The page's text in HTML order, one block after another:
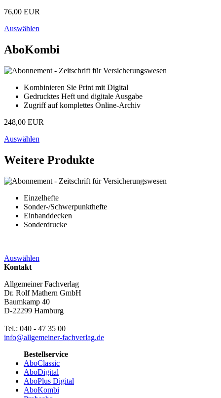
76,00 EUR
Auswählen
AboKombi
Kombinieren Sie Print mit Digital
Gedrucktes Heft und digitale Ausgabe
Zugriff auf komplettes Online-Archiv
248,00 EUR
Auswählen
Weitere Produkte
Einzelhefte
Sonder-/Schwerpunkthefte
Einbanddecken
Sonderdrucke
Auswählen
Kontakt
Allgemeiner Fachverlag
Dr. Rolf Mathern GmbH
Baumkamp 40
D-22299 Hamburg
Tel.: 040 - 47 35 00
info@allgemeiner-fachverlag.de
Bestellservice
AboClassic
AboDigital
AboPlus Digital
AboKombi